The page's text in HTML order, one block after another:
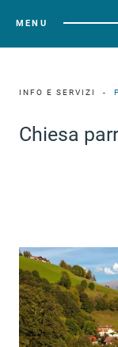
MENU
INFO E SERVIZI
Chiesa